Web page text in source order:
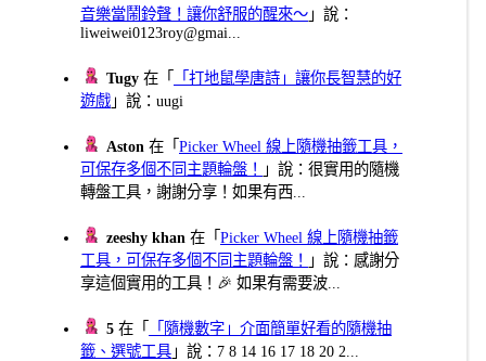
音樂當鬧鈴聲！讓你舒服的醒來～ 」說：
liweiwei0123roy@gmai...
Tugy 在「
「打地鼠學唐詩」讓你長智慧的好
遊戲 」說：uugi
Aston 在「Picker Wheel 線上隨機抽籤工具，
可保存多個不同主題輪盤！
」說：很實用的隨機
轉盤工具，謝謝分享！如果有西...
zeeshy khan 在「Picker Wheel 線上隨機抽籤
工具，可保存多個不同主題輪盤！
」說：感謝分
享這個實用的工具！🎉 如果有需要波...
5 在「
「隨機數字」介面簡單好看的隨機抽
籤、選號工具 」說：7 8 14 16 17 18 20 2...